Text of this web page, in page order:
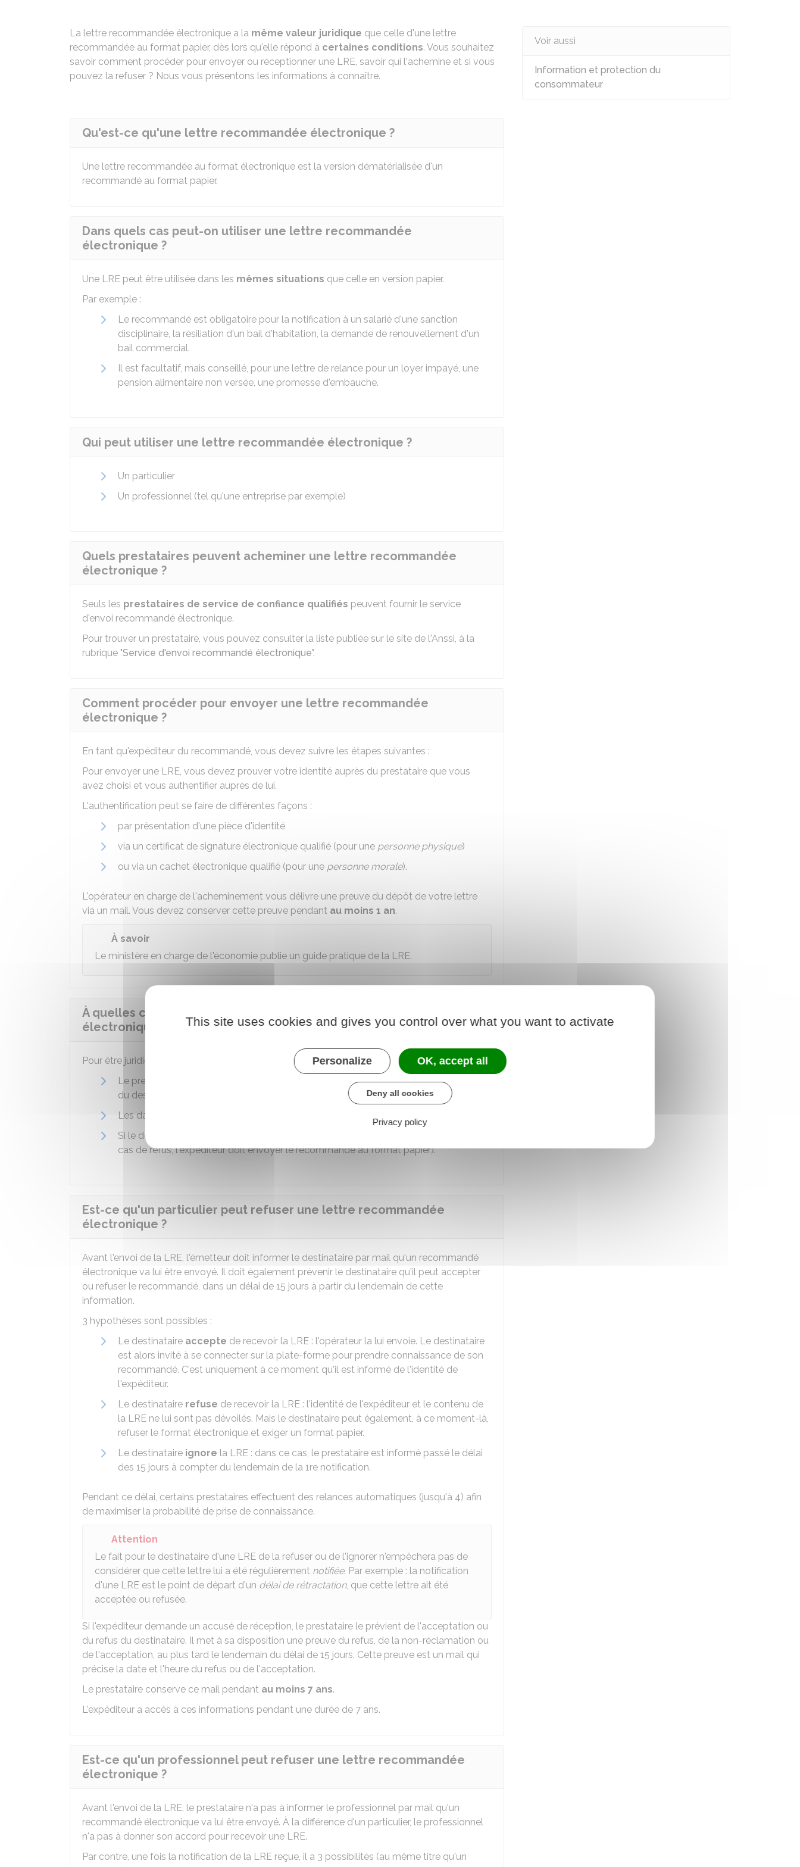
La lettre recommandée électronique a la même valeur juridique que celle d'une lettre
recommandée au format papier, dès lors qu'elle répond à certaines conditions. Vous souhaitez
savoir comment procéder pour envoyer ou réceptionner une LRE, savoir qui l'achemine et si vous
pouvez la refuser ? Nous vous présentons les informations à connaître.
Qu'est-ce qu'une lettre recommandée électronique ?
Une lettre recommandée au format électronique est la version dématérialisée d'un
recommandé au format papier.
Dans quels cas peut-on utiliser une lettre recommandée
électronique ?
Une LRE peut être utilisée dans les mêmes situations que celle en version papier.
Par exemple :
Le recommandé est obligatoire pour la notification à un salarié d'une sanction
disciplinaire, la résiliation d'un bail d'habitation, la demande de renouvellement d'un
bail commercial.
Il est facultatif, mais conseillé, pour une lettre de relance pour un loyer impayé, une
pension alimentaire non versée, une promesse d'embauche.
Qui peut utiliser une lettre recommandée électronique ?
Un particulier
Un professionnel (tel qu'une entreprise par exemple)
Quels prestataires peuvent acheminer une lettre recommandée
électronique ?
Seuls les prestataires de service de confiance qualifiés peuvent fournir le service
d'envoi recommandé électronique.
Pour trouver un prestataire, vous pouvez consulter la liste publiée sur le site de l'Anssi, à la
rubrique "Service d'envoi recommandé électronique".
Comment procéder pour envoyer une lettre recommandée
électronique ?
En tant qu'expéditeur du recommandé, vous devez suivre les étapes suivantes :
Pour envoyer une LRE, vous devez prouver votre identité auprès du prestataire que vous
avez choisi et vous authentifier auprès de lui.
L'authentification peut se faire de différentes façons :
par présentation d'une pièce d'identité
via un certificat de signature électronique qualifié (pour une personne physique)
ou via un cachet électronique qualifié (pour une personne morale).
L'opérateur en charge de l'acheminement vous délivre une preuve du dépôt de votre lettre
via un mail. Vous devez conserver cette preuve pendant au moins 1 an.
À savoir
Le ministère en charge de l'économie publie un guide pratique de la LRE.
À quelles conditions doit répondre une lettre recommandée
électronique pour être juridiquement valable ?
Pour être juridiquement valable, l'envoi d'une LRE doit remplir3 conditions
Le prestataire chargé de l'acheminement se porte responsable de la bonne identité
du destinataire et de celle de l'expéditeur
Les dates d'expédition et de réception de la lettre doivent être garanties et vérifiables
Si le destinataire n'est pas un professionnel, son accord préalable est nécessaire (en
cas de refus, l'expéditeur doit envoyer le recommandé au format papier).
Est-ce qu'un particulier peut refuser une lettre recommandée
électronique ?
Avant l'envoi de la LRE, l'émetteur doit informer le destinataire par mail qu'un recommandé
électronique va lui être envoyé. Il doit également prévenir le destinataire qu'il peut accepter
ou refuser le recommandé, dans un délai de 15 jours à partir du lendemain de cette
information.
3 hypothèses sont possibles :
Le destinataire accepte de recevoir la LRE : l'opérateur la lui envoie. Le destinataire
est alors invité à se connecter sur la plate-forme pour prendre connaissance de son
recommandé. C'est uniquement à ce moment qu'il est informé de l'identité de
l'expéditeur.
Le destinataire refuse de recevoir la LRE : l'identité de l'expéditeur et le contenu de
la LRE ne lui sont pas dévoilés. Mais le destinataire peut également, à ce moment-là,
refuser le format électronique et exiger un format papier.
Le destinataire ignore la LRE : dans ce cas, le prestataire est informé passé le délai
des 15 jours à compter du lendemain de la 1re notification.
Pendant ce délai, certains prestataires effectuent des relances automatiques (jusqu'à 4) afin
de maximiser la probabilité de prise de connaissance.
Attention
Le fait pour le destinataire d'une LRE de la refuser ou de l'ignorer n'empêchera pas de
considérer que cette lettre lui a été régulièrement notifiée. Par exemple : la notification
d'une LRE est le point de départ d'un délai de rétractation, que cette lettre ait été
acceptée ou refusée.
Si l'expéditeur demande un accusé de réception, le prestataire le prévient de l'acceptation ou
du refus du destinataire. Il met à sa disposition une preuve du refus, de la non-réclamation ou
de l'acceptation, au plus tard le lendemain du délai de 15 jours. Cette preuve est un mail qui
précise la date et l'heure du refus ou de l'acceptation.
Le prestataire conserve ce mail pendant au moins 7 ans.
L'expéditeur a accès à ces informations pendant une durée de 7 ans.
Est-ce qu'un professionnel peut refuser une lettre recommandée
électronique ?
Avant l'envoi de la LRE, le prestataire n'a pas à informer le professionnel par mail qu'un
recommandé électronique va lui être envoyé. À la différence d'un particulier, le professionnel
n'a pas à donner son accord pour recevoir une LRE.
Par contre, une fois la notification de la LRE reçue, il a 3 possibilités (au même titre qu'un
Voir aussi
Information et protection du
consommateur
This site uses cookies and gives you control over what you want to activate
Personalize OK, accept all
Deny all cookies
Privacy policy